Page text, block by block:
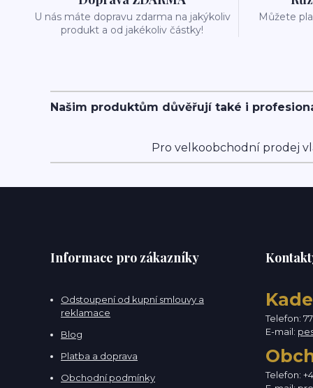
U nás máte dopravu zdarma na jakýkoliv
produkt a od jakékoliv částky!
Můžete
Našim produktům důvěřují také i
Pro velkoobchodní prodej
Informace pro zákazníky
Odstoupení od kupní smlouvy a
reklamace
Blog
Platba a doprava
Obchodní podmínky
Telefon:
E-mail:
Telefon: